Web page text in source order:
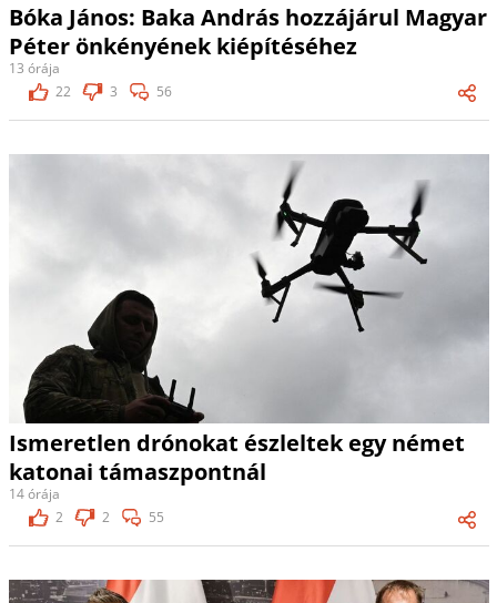
Bóka János: Baka András hozzájárul Magyar
Péter önkényének kiépítéséhez
13 órája
22
3 56
Ismeretlen drónokat észleltek egy német
katonai támaszpontnál
14 órája
2
2 55